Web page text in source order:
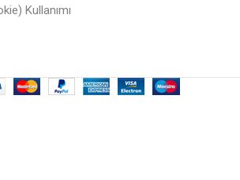
Kullanımı